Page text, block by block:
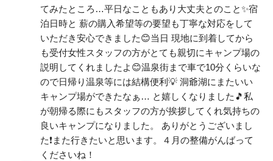
てみたところ…平日なこともあり大丈夫とのこと✨宿
泊日時と 薪の購入希望等の要望も丁寧な対応をして
いただき安心できました😊当日 現地に到着してから
も受付女性スタッフの方がとても親切にキャンプ場の
説明してくれましたよ😊温泉街まで車で10分くらいな
ので日帰り温泉等には結構便利💡 洞爺湖にまたいい
キャンプ場ができたなぁ… と嬉しくなりました🎵私
が朝帰る際にもスタッフの方が挨拶してくれ気持ちの
良いキャンプになりました。 ありがとうございまし
た❗また行きたいと思います。４月の整備がんばって
くださいね！